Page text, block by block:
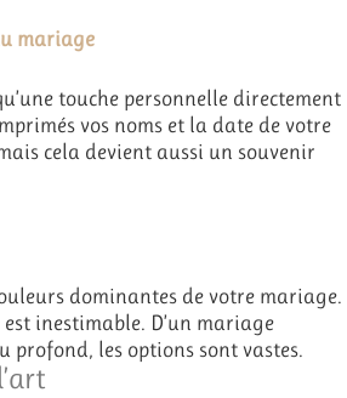
mariage
touche personnelle directement
vos noms et la date de votre
cela devient aussi un souvenir
dominantes de votre mariage.
inestimable. D’un mariage
profond, les options sont vastes.